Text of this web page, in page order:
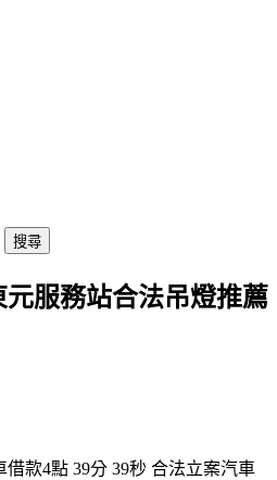
服務站合法吊燈推薦
款4點 39分 39秒 合法立案汽車